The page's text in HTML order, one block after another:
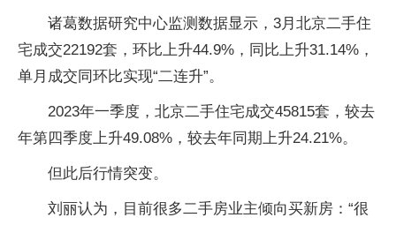
诸葛数据研究中心监测数据显示，3月北京二手住
宅成交22192套，环比上升44.9%，同比上升31.14%，
单月成交同环比实现“二连升”。
2023年一季度，北京二手住宅成交45815套，较去
年第四季度上升49.08%，较去年同期上升24.21%。
但此后行情突变。
刘丽认为，目前很多二手房业主倾向买新房：“很